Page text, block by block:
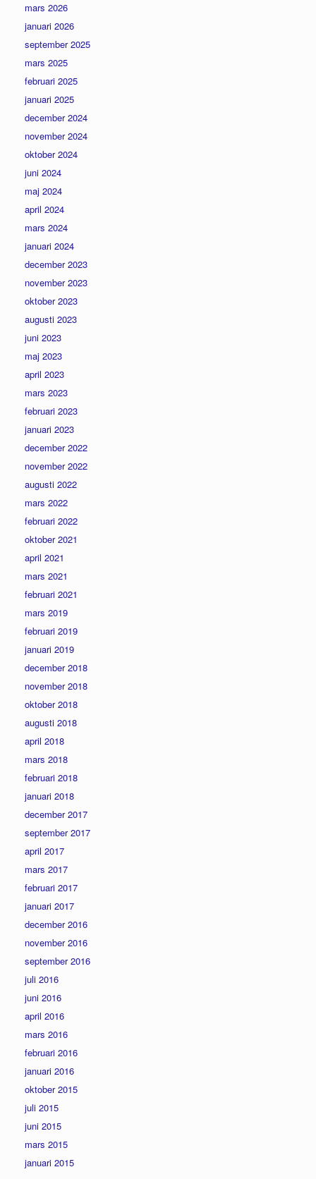
mars 2026
januari 2026
september 2025
mars 2025
februari 2025
januari 2025
december 2024
november 2024
oktober 2024
juni 2024
maj 2024
april 2024
mars 2024
januari 2024
december 2023
november 2023
oktober 2023
augusti 2023
juni 2023
maj 2023
april 2023
mars 2023
februari 2023
januari 2023
december 2022
november 2022
augusti 2022
mars 2022
februari 2022
oktober 2021
april 2021
mars 2021
februari 2021
mars 2019
februari 2019
januari 2019
december 2018
november 2018
oktober 2018
augusti 2018
april 2018
mars 2018
februari 2018
januari 2018
december 2017
september 2017
april 2017
mars 2017
februari 2017
januari 2017
december 2016
november 2016
september 2016
juli 2016
juni 2016
april 2016
mars 2016
februari 2016
januari 2016
oktober 2015
juli 2015
juni 2015
mars 2015
januari 2015